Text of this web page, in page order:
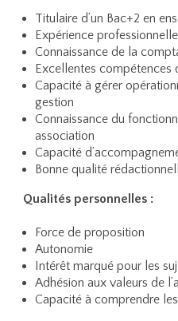
Titulaire d’un Bac+2 en
Expérience
Connaissance de la
Excellentes compétences
Capacité à gérer
gestion
Connaissance du
association
Capacité
Bonne qualité
Qualités personnelles :
Force de proposition
Autonomie
Intérêt marqué pour les
Adhésion aux valeurs de
Capacité à comprendre